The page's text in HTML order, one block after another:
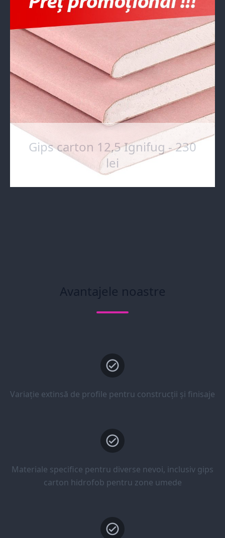
Gips carton 12,5 Ignifug - 230
lei
Avantajele noastre
Variație extinsă de profile pentru construcții și finisaje
Materiale specifice pentru diverse nevoi, inclusiv gips
carton hidrofob pentru zone umede